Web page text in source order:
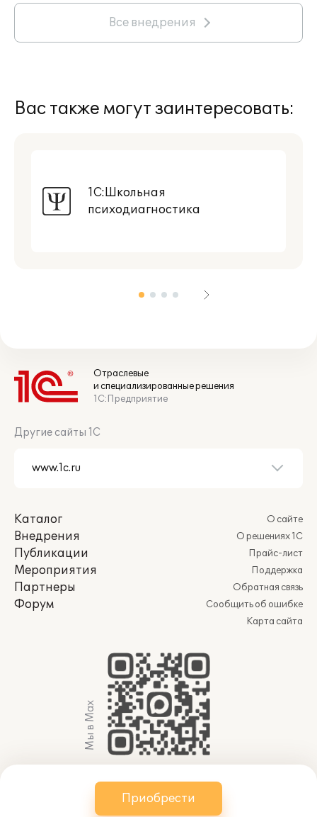
Приобрести
Все внедрения
Вас также могут заинтересовать:
1С:Школьная
психодиагностика
Отраслевые
и специализированные решения
1С:Предприятие
Другие сайты 1С
Каталог
Внедрения
Публикации
Мероприятия
Партнеры
Форум
О сайте
О решениях 1С
Прайс-лист
Поддержка
Обратная связь
Сообщить об ошибке
Карта сайта
Мы в Max
© 2011-2026 АО «Группа 1С» (правопреемник ООО
«1С»). Все права защищены.
websol@1c.ru